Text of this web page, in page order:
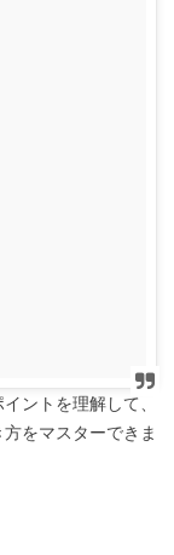
ントを理解して、
をマスターできま